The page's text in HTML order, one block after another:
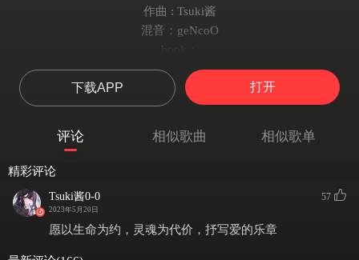
作曲 : Tsuki酱
混音：geNcoO
hook：
你的世界缺了边界(⋟﹏⋞)
你的电话无法连接(≖_≖ )
我的世界快要瓦解(ﾟ⊿ﾟ)ﾂ
对你的爱 无法阻碍 把你的心都藏在脑海
我的爱交不起如此昂贵的代价(˵¯͒⌢͗¯͒˵)
雨水dripping dripping下(；д；)
下载APP 打开
评论 相似歌曲 相似歌单
精彩评论
Tsuki酱0-0
2023年5月20日
57
愿以生命为约，灵魂为代价，抒写爱的乐章